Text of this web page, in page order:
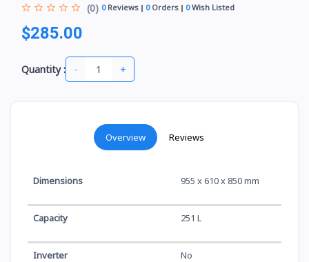
(0) 0Reviews 0Orders 0Wish Listed
$285.00
Quantity : - +
Overview Reviews
Dimensions 955 x 610 x 850 mm
Capacity 251 L
Inverter No